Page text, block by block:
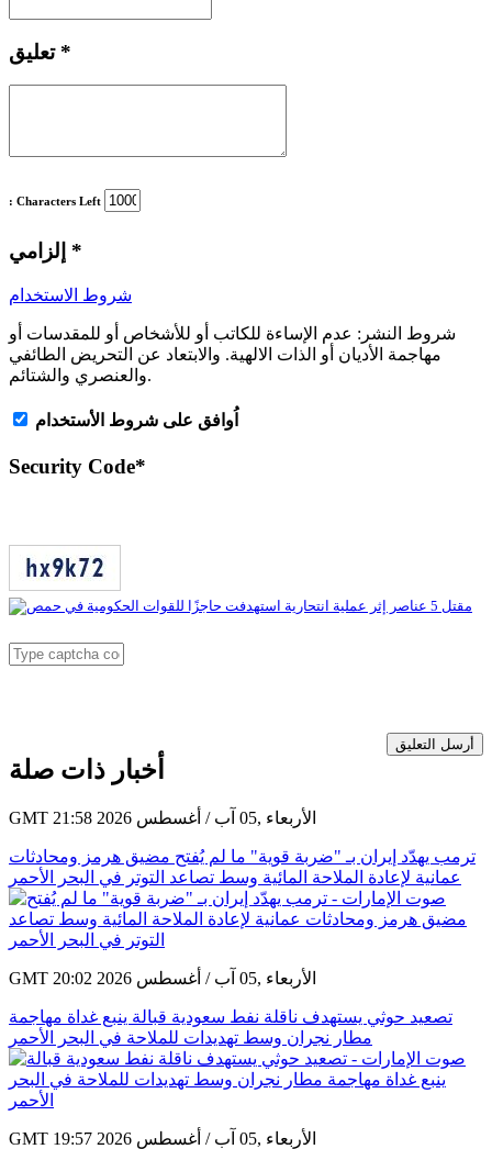
تعليق *
: Characters Left
*
شروط الاستخدام
شروط النشر: عدم الإساءة للكاتب أو للأشخاص أو للمقدسات أو
مهاجمة الأديان أو الذات الالهية. والابتعاد عن التحريض الطائفي
والعنصري والشتائم.
اُوافق على شروط الأستخدام
Security Code*
أرسل التعليق
أخبار ذات صلة
GMT 21:58 2026 الأربعاء ,05 آب / أغسطس
ترمب يهدّد إيران بـ "ضربة قوية" ما لم يُفتح مضيق هرمز ومحادثات
عمانية لإعادة الملاحة المائية وسط تصاعد التوتر في البحر الأحمر
GMT 20:02 2026 الأربعاء ,05 آب / أغسطس
تصعيد حوثي يستهدف ناقلة نفط سعودية قبالة ينبع غداة مهاجمة
مطار نجران وسط تهديدات للملاحة في البحر الأحمر
GMT 19:57 2026 الأربعاء ,05 آب / أغسطس